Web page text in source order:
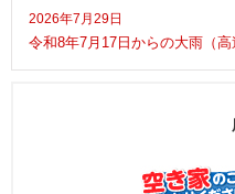
2026年7月29日
令和8年7月17日からの大雨（高